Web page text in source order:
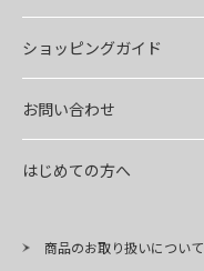
ショッピングガイド
お問い合わせ
はじめての方へ
商品のお取り扱いについて